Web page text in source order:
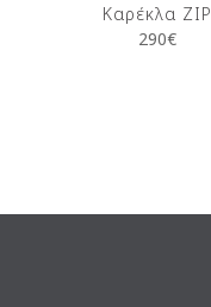
Καρέκλα ZIP
290€